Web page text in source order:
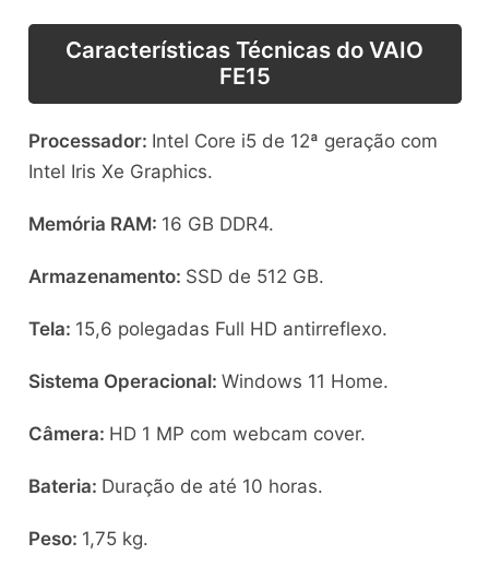
Características Técnicas do VAIO
FE15
Processador: Intel Core i5 de 12ª geração com
Intel Iris Xe Graphics.
Memória RAM: 16 GB DDR4.
Armazenamento: SSD de 512 GB.
Tela: 15,6 polegadas Full HD antirreflexo.
Sistema Operacional: Windows 11 Home.
Câmera: HD 1 MP com webcam cover.
Bateria: Duração de até 10 horas.
Peso: 1,75 kg.